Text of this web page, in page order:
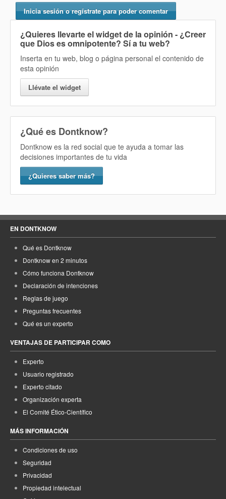
Inicia sesión o regístrate para poder comentar
¿Quieres llevarte el widget de la opinión - ¿Creer
que Dios es omnipotente? Sía tu web?
Inserta en tu web, blog o página personal el contenido de
esta opinión
Llévate el widget
¿Qué es Dontknow?
Dontknow es la red social que te ayuda a tomar las
decisiones importantes de tu vida
¿Quieres saber más?
EN DONTKNOW
Qué es Dontknow
Dontknow en 2 minutos
Cómo funciona Dontknow
Declaración de intenciones
Reglas de juego
Preguntas frecuentes
Qué es un experto
VENTAJAS DE PARTICIPAR COMO
Experto
Usuario registrado
Experto citado
Organización experta
El Comité Ético-Científico
MÁS INFORMACIÓN
Condiciones de uso
Seguridad
Privacidad
Propiedad intelectual